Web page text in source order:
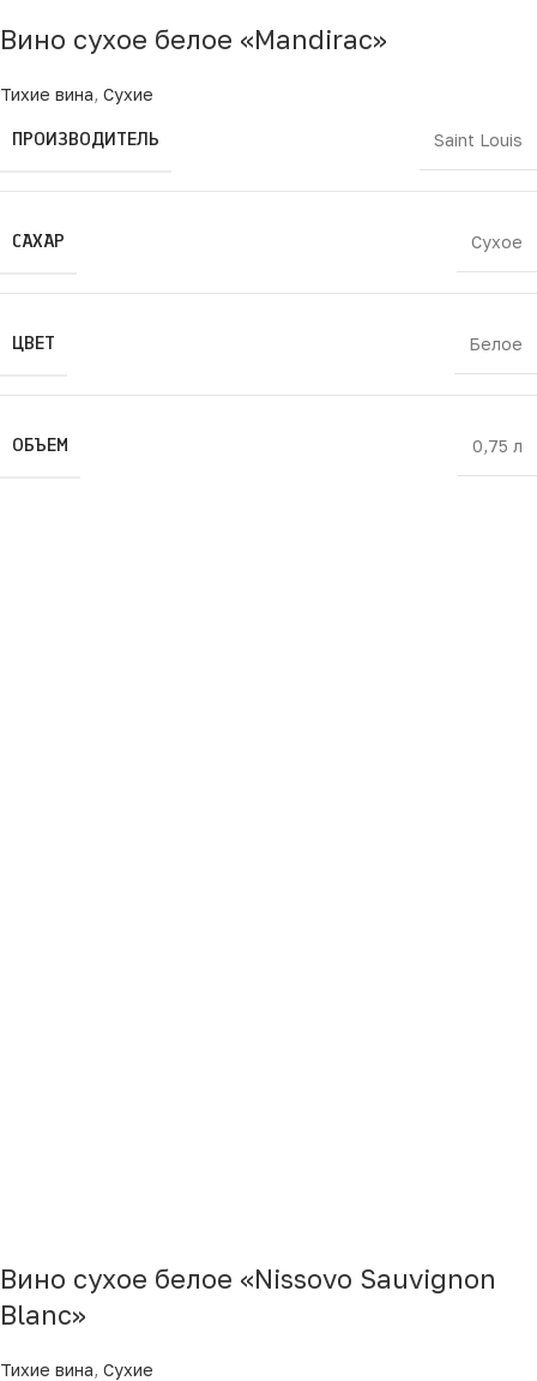
Вино сухое белое «Mandirac»
Тихие вина, Сухие
ПРОИЗВОДИТЕЛЬ Saint Louis
САХАР Сухое
ЦВЕТ Белое
ОБЪЕМ 0,75 л
Вино сухое белое «Nissovo Sauvignon
Blanc»
Тихие вина, Сухие